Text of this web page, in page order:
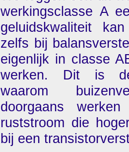
werkingsclasse A
geluidskwaliteit
zelfs bij
eigenlijk in classe
werken. Dit is
waarom
doorgaans
ruststroom die
bij een